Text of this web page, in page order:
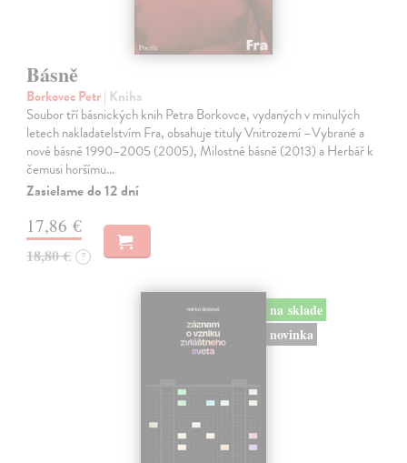
Básně
Borkovec Petr| Kniha
Soubor tří básnických knih Petra Borkovce, vydaných v minulých
letech nakladatelstvím Fra, obsahuje tituly Vnitrozemí –Vybrané a
nové básně 1990–2005 (2005), Milostné básně (2013) a Herbář k
čemusi horšímu…
Zasielame do 12 dní
17,86 €
18,80 € ?
na sklade
novinka